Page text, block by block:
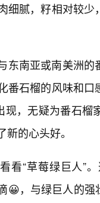
细腻，籽相对较
东南亚或南美洲
番石榴的风味和
现，无疑为番石
的心头好。
看“草莓绿巨人”
😀，与绿巨人的